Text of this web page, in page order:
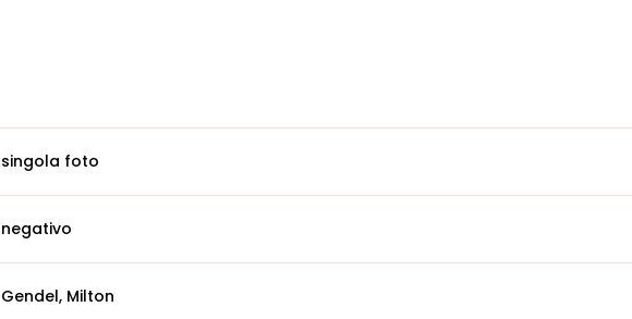
singola foto
negativo
Gendel, Milton